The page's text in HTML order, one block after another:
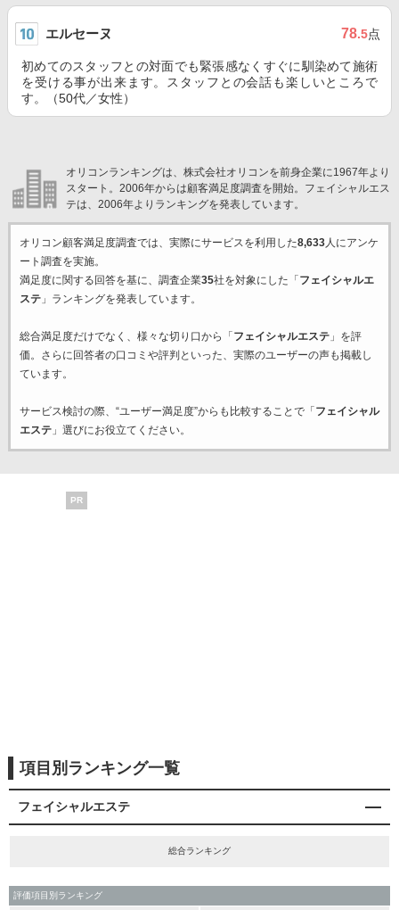
エルセーヌ 78.5点
初めてのスタッフとの対面でも緊張感なくすぐに馴染めて施術
を受ける事が出来ます。スタッフとの会話も楽しいところで
す。（50代／女性）
オリコンランキングは、株式会社オリコンを前身企業に1967年より
スタート。2006年からは顧客満足度調査を開始。フェイシャルエス
テは、2006年よりランキングを発表しています。
オリコン顧客満足度調査では、実際にサービスを利用した8,633人にアンケ
ート調査を実施。
満足度に関する回答を基に、調査企業35社を対象にした「 フェイシャルエ
ステ」ランキングを発表しています。
総合満足度だけでなく、様々な切り口から「 フェイシャルエステ」を評
価。さらに回答者の口コミや評判といった、実際のユーザーの声も掲載し
ています。
サービス検討の際、“ユーザー満足度”からも比較することで「 フェイシャル
エステ」選びにお役立てください。
PR
項目別ランキング一覧
フェイシャルエステ
総合ランキング
評価項目別ランキング